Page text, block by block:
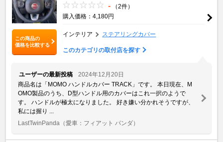
この商品の
価格を比較する
-
（2件）
購入価格：4,180円
インテリア ステアリングカバー
このカテゴリの取付店を探す
ユーザーの最新投稿
2024年12月20日
商品名は「MOMO ハンドルカバー TRACK」です。 本日現在、M
OMO製品のうち、D型ハンドル用のカバーはこれ一択のようで
す。 ハンドルが極太になりました。 好き嫌い分かれそうですが、
私には握り ...
LastTwinPanda （愛車：フィアット パンダ）